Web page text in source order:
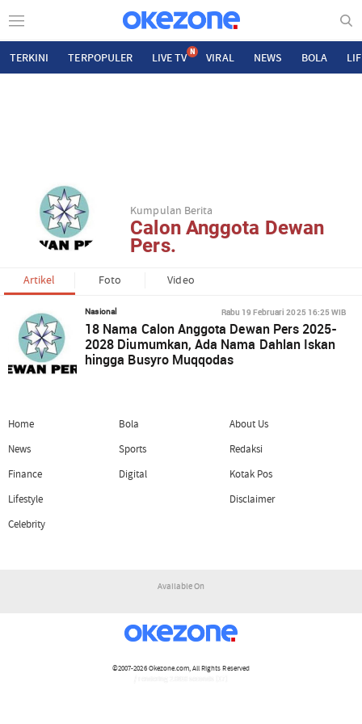
TERKINI TERPOPULER LIVE TV N VIRAL NEWS BOLA
Kumpulan Berita
Calon Anggota Dewan
Pers.
Artikel Foto Video
Nasional Rabu 19 Februari 2025 16:25 WIB
18 Nama Calon Anggota Dewan Pers 2025-
2028 Diumumkan, Ada Nama Dahlan Iskan
hingga Busyro Muqqodas
Home
News
Finance
Lifestyle
Celebrity
Bola
Sports
Digital
About Us
Redaksi
Kotak Pos
Disclaimer
Available On
©2007-2026Okezone.com, All Rights Reserved